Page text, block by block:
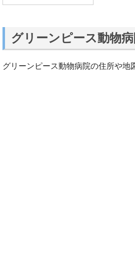
グリーンピース動物
グリーンピース動物病院の住所や地